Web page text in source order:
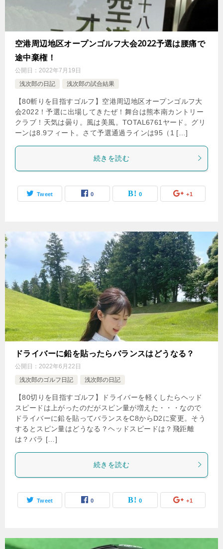
空港周辺地区オープンゴルフ大会2022予選は腰痛で
途中棄権！
公開日： 2022年7月19日
浅次郎の日記
浅次郎の試合結果
【80斬りを目指すゴルフ】空港周辺地区オープンゴルフ大
会2022！予選に出場してきたぜ！舞台は熊本南カントリー
クラブ！天気は曇り。風は美風。TOTAL6761ヤード。グリ
ーンは8.9フィート。さて予選通過ラインは95（1 […]
続きを読む
Tweet 0 0 +1
ドライバーに鉛を貼ったらバランスはどうなる？
公開日： 2022年6月22日
浅次郎のゴルフ日記
浅次郎の日記
【80切りを目指すゴルフ】ドライバーを軽くしたらヘッド
スピードは上がったのだがスピン量が増えた・・・なので
ドライバーに鉛を貼ってバランスをC8からD2に変更。そう
するとスピン量はどうなる？ヘッドスピードは？飛距離
は？バラ […]
続きを読む
Tweet 0 0 +1